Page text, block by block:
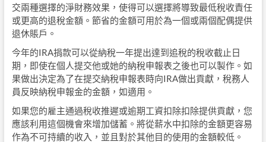
交兩種選擇的淨財務效果，使得可以選擇將導致最低稅收責任
或更高的退稅金額。節省的金額可用於為一個或兩個配偶提供
退休賬戶。
今年的IRA捐款可以從納稅一年提出達到追稅的稅收截止日
期，即使在個人提交他或她的納稅申報表之後也可以製作。如
果做出決定為了在提交納稅申報表時向IRA做出貢獻，稅務人
員反映納稅申報金的金額，如適用。
如果您的雇主通過稅收推遲或逾期工資扣除扣除提供貢獻，您
應該利用這個機會來增加儲蓄。將從薪水中扣除的金額更容易
作為不可持續的收入，並且對於其他目的使用的金額較低。